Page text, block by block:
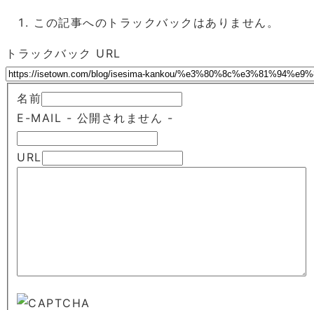
この記事へのトラックバックはありません。
トラックバック URL
名前
E-MAIL - 公開されません -
URL